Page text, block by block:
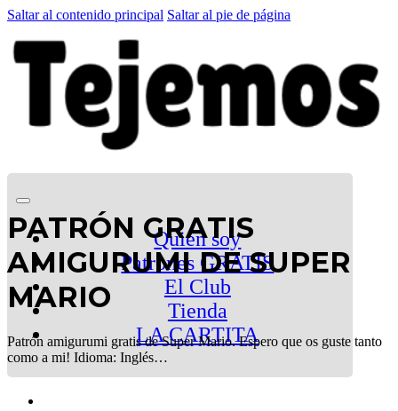
Saltar al contenido principal Saltar al pie de página
Quien soy
Patrones GRATIS
El Club
Tienda
LA CARTITA
PATRÓN GRATIS
AMIGURUMI DE SUPER
MARIO
Patrón amigurumi gratis de Super Mario. Espero que os guste tanto
como a mi! Idioma: Inglés…